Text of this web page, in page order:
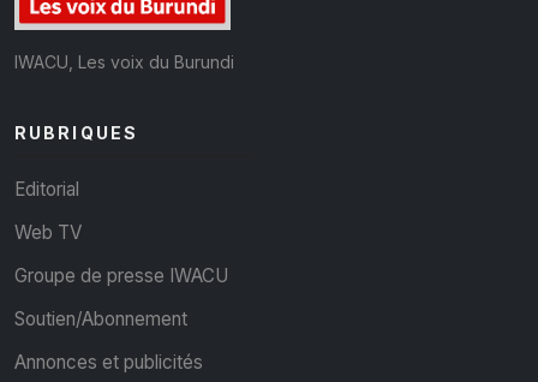
IWACU, Les voix du Burundi
RUBRIQUES
Editorial
Web TV
Groupe de presse IWACU
Soutien/Abonnement
Annonces et publicités